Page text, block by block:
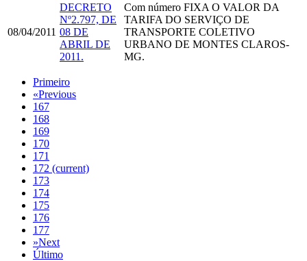
08/04/2011
DECRETO
Nº2.797, DE
08 DE
ABRIL DE
2011.
Com número FIXA O VALOR DA
TARIFA DO SERVIÇO DE
TRANSPORTE COLETIVO
URBANO DE MONTES CLAROS-
MG.
Primeiro
«Previous
167
168
169
170
171
172 (current)
173
174
175
176
177
»Next
Último